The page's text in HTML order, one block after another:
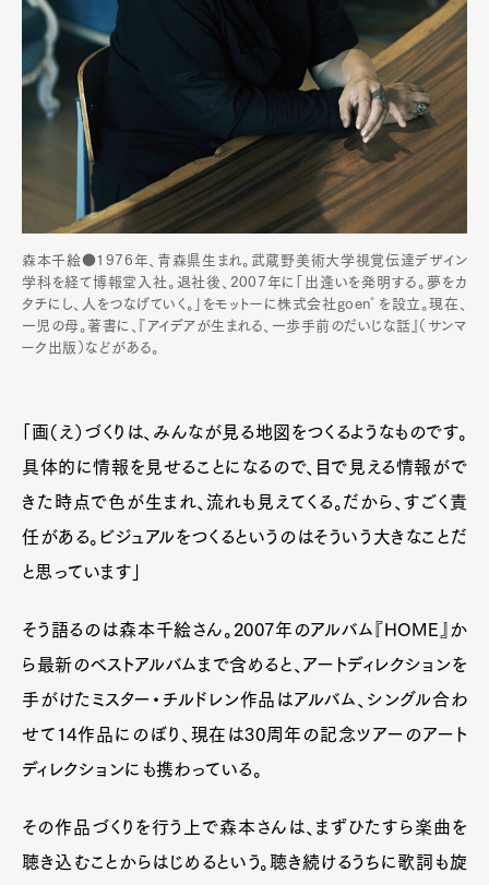
森本千絵●1976年、青森県生まれ。武蔵野美術大学視覚伝達デザイン
学科を経て博報堂入社。退社後、2007年に「出逢いを発明する。夢をカ
タチにし、人をつなげていく。」をモットーに株式会社goen°を設立。現在、
一児の母。著書に、『アイデアが生まれる、一歩手前のだいじな話』（サンマ
ーク出版）などがある。
「画（え）づくりは、みんなが見る地図をつくるようなものです。
具体的に情報を見せることになるので、目で見える情報がで
きた時点で色が生まれ、流れも見えてくる。だから、すごく責
任がある。ビジュアルをつくるというのはそういう大きなことだ
と思っています」
そう語るのは森本千絵さん。2007年のアルバム『HOME』か
ら最新のベストアルバムまで含めると、アートディレクションを
手がけたミスター・チルドレン作品はアルバム、シングル合わ
せて14作品にのぼり、現在は30周年の記念ツアーのアート
ディレクションにも携わっている。
その作品づくりを行う上で森本さんは、まずひたすら楽曲を
聴き込むことからはじめるという。聴き続けるうちに歌詞も旋